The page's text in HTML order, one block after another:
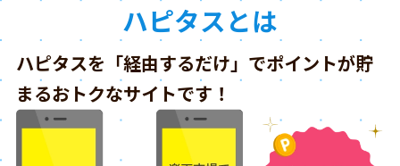
ハピタスとは
ハピタスを「経由するだけ」でポイントが貯
まるおトクなサイトです！